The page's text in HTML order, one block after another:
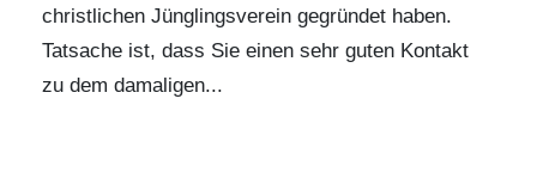
christlichen Jünglingsverein gegründet haben.
Tatsache ist, dass Sie einen sehr guten Kontakt
zu dem damaligen...